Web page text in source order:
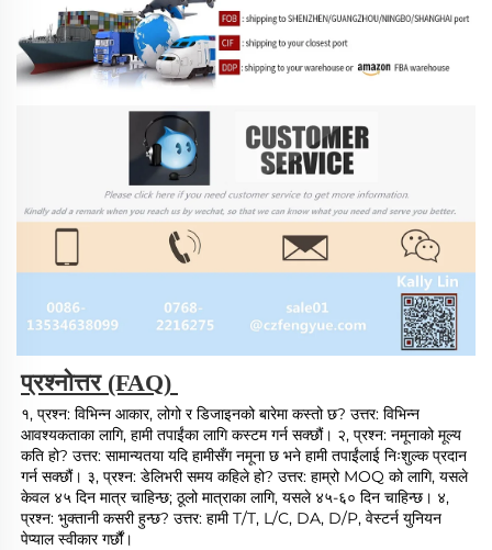
प्रश्नोत्तर (FAQ)
१, प्रश्न: विभिन्न आकार, लोगो र डिजाइनको बारेमा कस्तो छ? उत्तर: विभिन्न
आवश्यकताका लागि, हामी तपाईंका लागि कस्टम गर्न सक्छौं। २, प्रश्न: नमूनाको मूल्य
कति हो? उत्तर: सामान्यतया यदि हामीसँग नमूना छ भने हामी तपाईंलाई निःशुल्क प्रदान
गर्न सक्छौं। ३, प्रश्न: डेलिभरी समय कहिले हो? उत्तर: हाम्रो MOQ को लागि, यसले
केवल ४५ दिन मात्र चाहिन्छ; ठूलो मात्राका लागि, यसले ४५-६० दिन चाहिन्छ। ४,
प्रश्न: भुक्तानी कसरी हुन्छ? उत्तर: हामी T/T, L/C, DA, D/P, वेस्टर्न युनियन
पेप्याल स्वीकार गर्छौं।